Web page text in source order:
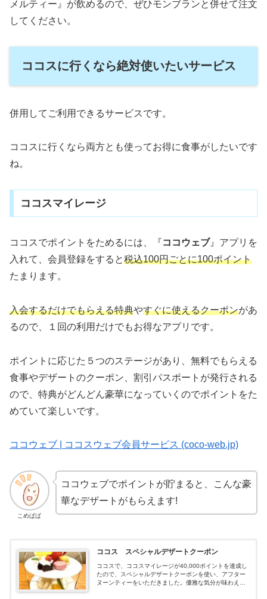
メルティー』が飲めるので、ぜひモンブランと併せて注文
してください。
ココスに行くなら絶対使いたいサービス
併用してご利用できるサービスです。
ココスに行くなら両方とも使ってお得に食事がしたいです
ね。
ココスマイレージ
ココスでポイントをためるには、『ココウェブ』アプリを
入れて、会員登録をすると税込100円ごとに100ポイント
たまります。
入会するだけでもらえる特典やすぐに使えるクーポンがあ
るので、１回の利用だけでもお得なアプリです。
ポイントに応じた５つのステージがあり、無料でもらえる
食事やデザートのクーポン、割引パスポートが発行される
ので、特典がどんどん豪華になっていくのでポイントをた
めていて楽しいです。
ココウェブ | ココスウェブ会員サービス (coco-web.jp)
こめぱぱ
ココウェブでポイントが貯まると、こんな豪
華なデザートがもらえます!
ココス スペシャルデザートクーポン
ココスで、ココスマイレージが40,000ポイントを達成し
たので、スペシャルデザートクーポンを使い、アフター
ヌーンティーをいただきました。優雅な気分が味わえた